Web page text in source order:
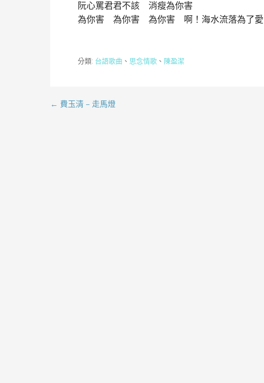
阮心罵君君不該 消瘦為你害
為你害 為你害 為你害 啊！海水流落為了愛
分類: 台語歌曲 、 思念情歌 、 陳盈潔
文
← 費玉清 – 走馬燈